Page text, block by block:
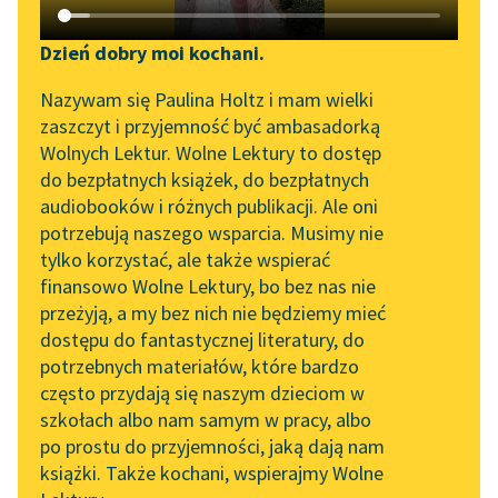
Katalog DAISY
Podkasty o książkach
Zgłoś brak utworu
Aktualności
„Prokurator Alicja Horn”
do słuchania
Byliśmy częścią AI Impact
Lab
Zapraszamy na spotkanie
online z tłumaczkami
literatury skandynawskiej
Spotkanie z Katarzyną
Tunkiel w Oslo
102. lata temu zmarł
Joseph Conrad
Narzędzia
Mapa Wolnych Lektur
Leśmianator
Przewodnik dla piszących i
czytających
API
OAI-PMH
Widget Wolnych Lektur
Przypisy
Dzień dobry moi kochani.
Nazywam się Paulina Holtz i mam wielki
zaszczyt i przyjemność być ambasadorką
Wolnych Lektur. Wolne Lektury to dostęp
do bezpłatnych książek, do bezpłatnych
audiobooków i różnych publikacji. Ale oni
potrzebują naszego wsparcia. Musimy nie
tylko korzystać, ale także wspierać
finansowo Wolne Lektury, bo bez nas nie
przeżyją, a my bez nich nie będziemy mieć
dostępu do fantastycznej literatury, do
potrzebnych materiałów, które bardzo
często przydają się naszym dzieciom w
szkołach albo nam samym w pracy, albo
po prostu do przyjemności, jaką dają nam
książki. Także kochani, wspierajmy Wolne
Emilio Salgari
Gestem ręki dał znak,
żeby wszyscy się
rozstąpili. Jego ruchy
zdradzały niebywałą
pewność siebie i...
Czytaj więcej
Emilio Salgari
Czarny Korsarz